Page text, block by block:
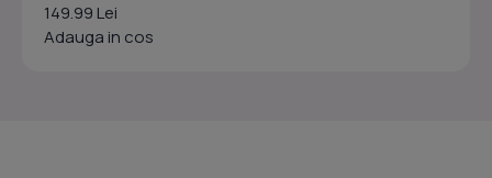
149.99 Lei
Adauga in cos